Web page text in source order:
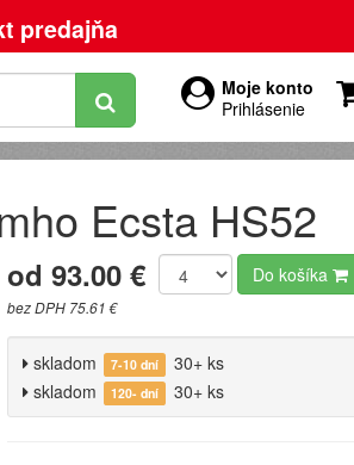
predajňa
Moje konto
Prihlásenie
Ecsta HS52
od 93.00 €
bez DPH 75.61 €
Do košíka
skladom 7-10 dní
30+ ks
skladom
120- dní 30+ ks